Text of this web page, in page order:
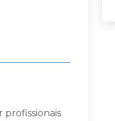
profissionais